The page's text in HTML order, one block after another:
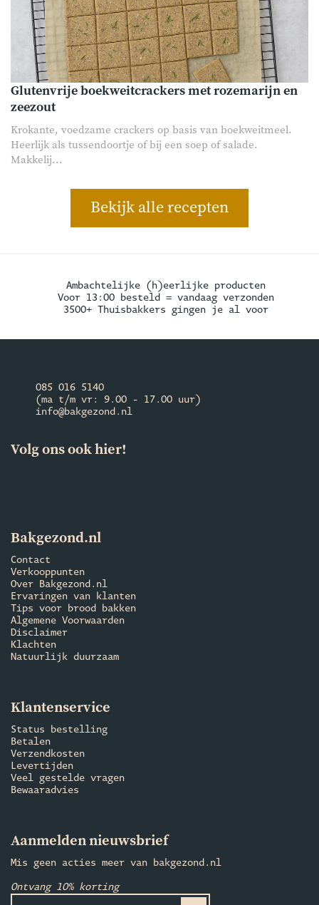
Glutenvrije boekweitcrackers met rozemarijn en
zeezout
Krokante, voedzame crackers op basis van boekweitmeel.
Heerlijk als tussendoortje of bij een soep of salade.
Makkelij...
Bekijk alle recepten
Ambachtelijke (h)eerlijke producten
Voor 13:00 besteld = vandaag verzonden
3500+ Thuisbakkers gingen je al voor
085 016 5140
(ma t/m vr: 9.00 - 17.00 uur)
info@bakgezond.nl
Volg ons ook hier!
Bakgezond.nl
Contact
Verkooppunten
Over Bakgezond.nl
Ervaringen van klanten
Tips voor brood bakken
Algemene Voorwaarden
Disclaimer
Klachten
Natuurlijk duurzaam
Klantenservice
Status bestelling
Betalen
Verzendkosten
Levertijden
Veel gestelde vragen
Bewaaradvies
Aanmelden nieuwsbrief
Mis geen acties meer van bakgezond.nl
Ontvang 10% korting